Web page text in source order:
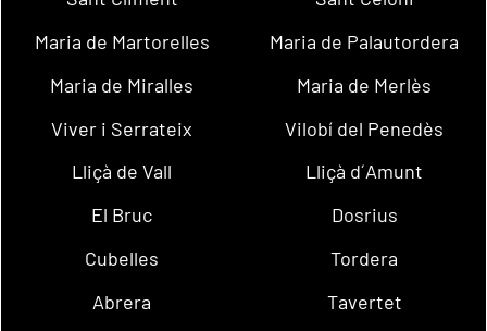
Maria de Martorelles
Maria de Palautordera
Maria de Miralles
Maria de Merlès
Viver i Serrateix
Vilobí del Penedès
Lliçà de Vall
Lliçà d´Amunt
El Bruc
Dosrius
Cubelles
Tordera
Abrera
Tavertet